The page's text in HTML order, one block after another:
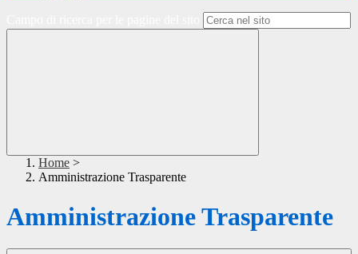
Home >
Amministrazione Trasparente
Amministrazione Trasparente